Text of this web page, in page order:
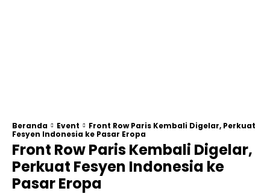
Beranda Event
Front Row Paris Kembali Digelar, Perkuat
Fesyen Indonesia ke Pasar Eropa
Front Row Paris Kembali Digelar,
Perkuat Fesyen Indonesia ke
Pasar Eropa